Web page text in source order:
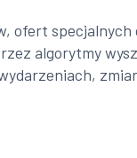
ofert
algorytmy